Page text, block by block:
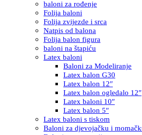
baloni za rođenje
Folija baloni
Folija zvijezde i srca
Natpis od balona
Folija balon figura
baloni na štapiću
Latex baloni
Baloni za Modeliranje
Latex balon G30
Latex balon 12″
Latex balon ogledalo 12″
Latex baloni 10″
Latex balon 5″
Latex baloni s tiskom
Baloni za djevojačku i